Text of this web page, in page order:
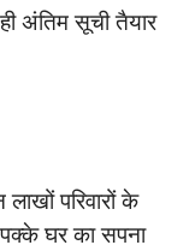
अंतिम सूची तैयार
परिवारों के
पक्के घर का सपना